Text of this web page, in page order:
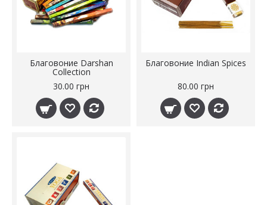
Благовоние Darshan
Collection
30.00 грн
Благовоние Indian Spices
80.00 грн